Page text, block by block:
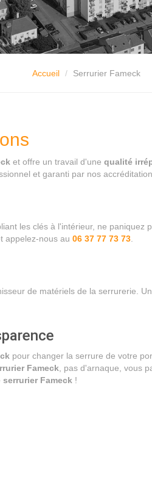
Accueil Serrurier Fameck
et offre un travail d'une qualité
et garanti par nos
les clés à l'intérieur, ne paniquez
appelez-nous au 06 37 77 73 73
de matériels de la serrurerie.
pour changer la serrure de votre
Fameck , pas d'arnaque, vous
serrurier Fameck !